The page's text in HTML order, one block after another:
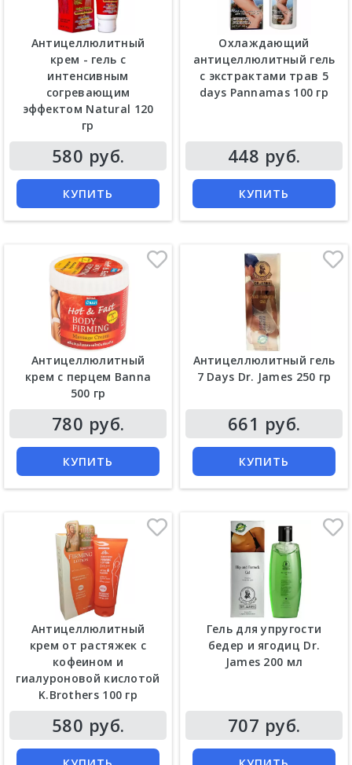
Антицеллюлитный
крем - гель с
интенсивным
согревающим
эффектом Natural 120
гр
580 руб.
КУПИТЬ
Охлаждающий
антицеллюлитный гель
с экстрактами трав 5
days Pannamas 100 гр
448 руб.
КУПИТЬ
Антицеллюлитный
крем с перцем Banna
500 гр
780 руб.
КУПИТЬ
Антицеллюлитный гель
7 Days Dr. James 250 гр
661 руб.
КУПИТЬ
Антицеллюлитный
крем от растяжек с
кофеином и
гиалуроновой кислотой
K.Brothers 100 гр
580 руб.
Гель для упругости
бедер и ягодиц Dr.
James 200 мл
707 руб.